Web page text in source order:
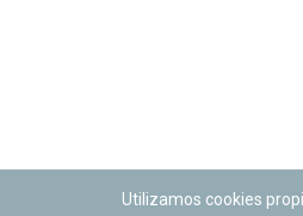
Utilizamos cookies